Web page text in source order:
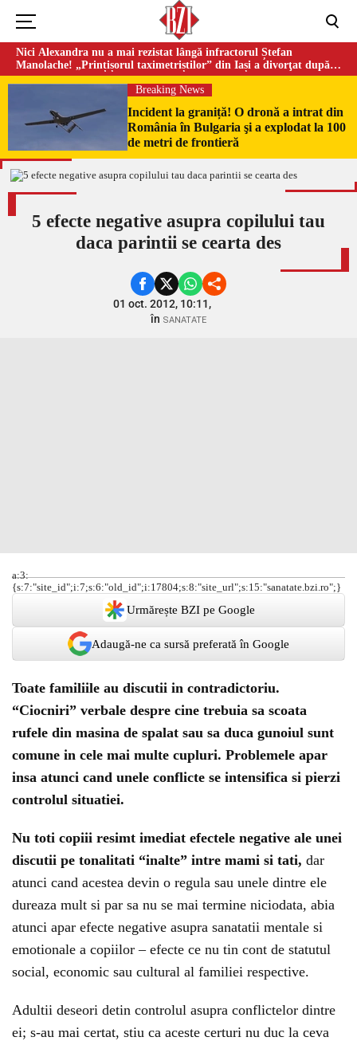
Nici Alexandra nu a mai rezistat lângă infractorul Ștefan
Manolache! „Prințișorul taximetriștilor” din Iași a divorţat după
doi ani de căsnicie
Breaking News
Incident la graniță! O dronă a intrat din
România în Bulgaria şi a explodat la 100
de metri de frontieră
5 efecte negative asupra copilului tau
daca parintii se cearta des
01 oct. 2012, 10:11,
în SANATATE
a:3:
{s:7:"site_id";i:7;s:6:"old_id";i:17804;s:8:"site_url";s:15:"sanatate.bzi.ro";}
Urmărește BZI pe Google
Adaugă-ne ca sursă preferată în Google
Toate familiile au discutii in contradictoriu.
“Ciocniri” verbale despre cine trebuia sa scoata
rufele din masina de spalat sau sa duca gunoiul sunt
comune in cele mai multe cupluri. Problemele apar
insa atunci cand unele conflicte se intensifica si pierzi
controlul situatiei.
Nu toti copiii resimt imediat efectele negative ale unei
discutii pe tonalitati “inalte” intre mami si tati, dar
atunci cand acestea devin o regula sau unele dintre ele
dureaza mult si par sa nu se mai termine niciodata, abia
atunci apar efecte negative asupra sanatatii mentale si
emotionale a copiilor – efecte ce nu tin cont de statutul
social, economic sau cultural al familiei respective.
Adultii deseori detin controlul asupra conflictelor dintre
ei; s-au mai certat, stiu ca aceste certuri nu duc la ceva